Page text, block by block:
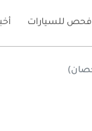
فحص للسيارات